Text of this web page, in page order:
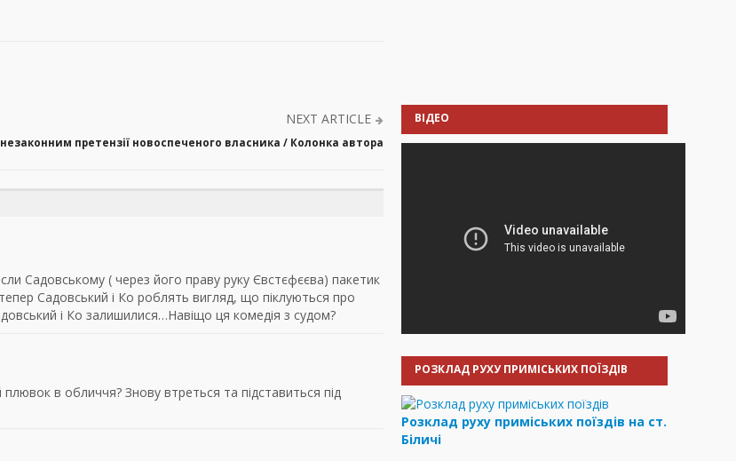
NEXT ARTICLE
претензії новоспеченого власника / Колонка автора
Садовському ( через його праву руку Євстєфєєва) пакетик
Садовський і Ко роблять вигляд, що піклуються про
і Ко залишилися…Навіщо ця комедія з судом?
в обличчя? Знову втреться та підставиться під
ВІДЕО
РОЗКЛАД РУХУ ПРИМІСЬКИХ ПОЇЗДІВ
Розклад руху приміських поїздів на ст.
Біличі